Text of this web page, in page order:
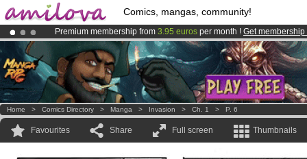
Comics, mangas, community!
Premium membership from 3.95 euros per month ! Get membership
Already 134393membersand 1208comics & mangas!.
AmilovaKickstarter is now LIVE!.
Home > Comics Directory > Manga > Invasion > Ch. 1 > P. 6
Favourites Share Full screen Thumbnails